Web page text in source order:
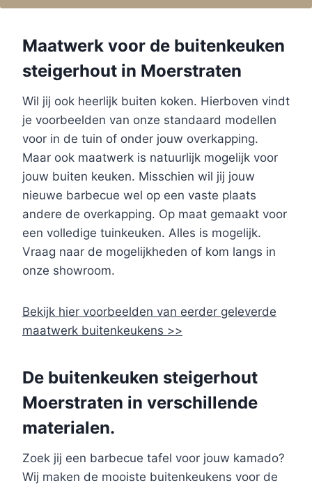
Maatwerk voor de buitenkeuken
steigerhout in Moerstraten
Wil jij ook heerlijk buiten koken. Hierboven vindt
je voorbeelden van onze standaard modellen
voor in de tuin of onder jouw overkapping.
Maar ook maatwerk is natuurlijk mogelijk voor
jouw buiten keuken. Misschien wil jij jouw
nieuwe barbecue wel op een vaste plaats
andere de overkapping. Op maat gemaakt voor
een volledige tuinkeuken. Alles is mogelijk.
Vraag naar de mogelijkheden of kom langs in
onze showroom.
Bekijk hier voorbeelden van eerder geleverde
maatwerk buitenkeukens >>
De buitenkeuken steigerhout
Moerstraten in verschillende
materialen.
Zoek jij een barbecue tafel voor jouw kamado?
Wij maken de mooiste buitenkeukens voor de